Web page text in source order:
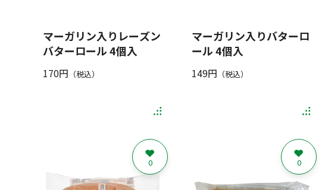
マーガリン入りレーズン
バターロール 4個入
170円 （税込）
マーガリン入りバターロ
ール 4個入
149円 （税込）
0 0